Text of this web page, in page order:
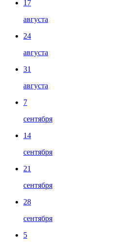
17
августа
24
августа
31
августа
7
сентября
14
сентября
21
сентября
28
сентября
5